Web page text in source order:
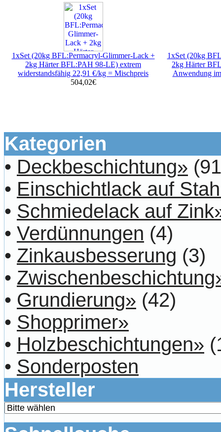
1xSet (20kg BFL:Permacryl-Glimmer-Lack +
2kg Härter BFL:PAH 98-LE) extrem
widerstandsfähig 22,91 €/kg = Mischpreis
504,02€
1xSet (20kg
2kg Härter
Anwendung
Kategorien
• Deckbeschichtung»
• Einschichtlack auf
• Schmiedelack auf
• Verdünnungen (4)
• Zinkausbesserung (3)
•
• Grundierung» (42)
• Shopprimer»
• Holzbeschichtungen»
• Sonderposten
Hersteller